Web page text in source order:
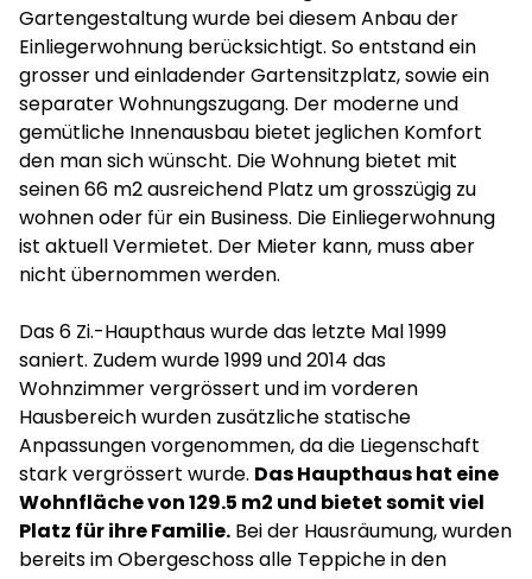
Gartengestaltung wurde bei diesem Anbau der
Einliegerwohnung berücksichtigt. So entstand ein
grosser und einladender Gartensitzplatz, sowie ein
separater Wohnungszugang. Der moderne und
gemütliche Innenausbau bietet jeglichen Komfort
den man sich wünscht. Die Wohnung bietet mit
seinen 66 m2 ausreichend Platz um grosszügig zu
wohnen oder für ein Business. Die Einliegerwohnung
ist aktuell Vermietet. Der Mieter kann, muss aber
nicht übernommen werden.
Das 6 Zi.-Haupthaus wurde das letzte Mal 1999
saniert. Zudem wurde 1999 und 2014 das
Wohnzimmer vergrössert und im vorderen
Hausbereich wurden zusätzliche statische
Anpassungen vorgenommen, da die Liegenschaft
stark vergrössert wurde. Das Haupthaus hat eine
Wohnfläche von 129.5 m2 und bietet somit viel
Platz für ihre Familie. Bei der Hausräumung, wurden
bereits im Obergeschoss alle Teppiche in den